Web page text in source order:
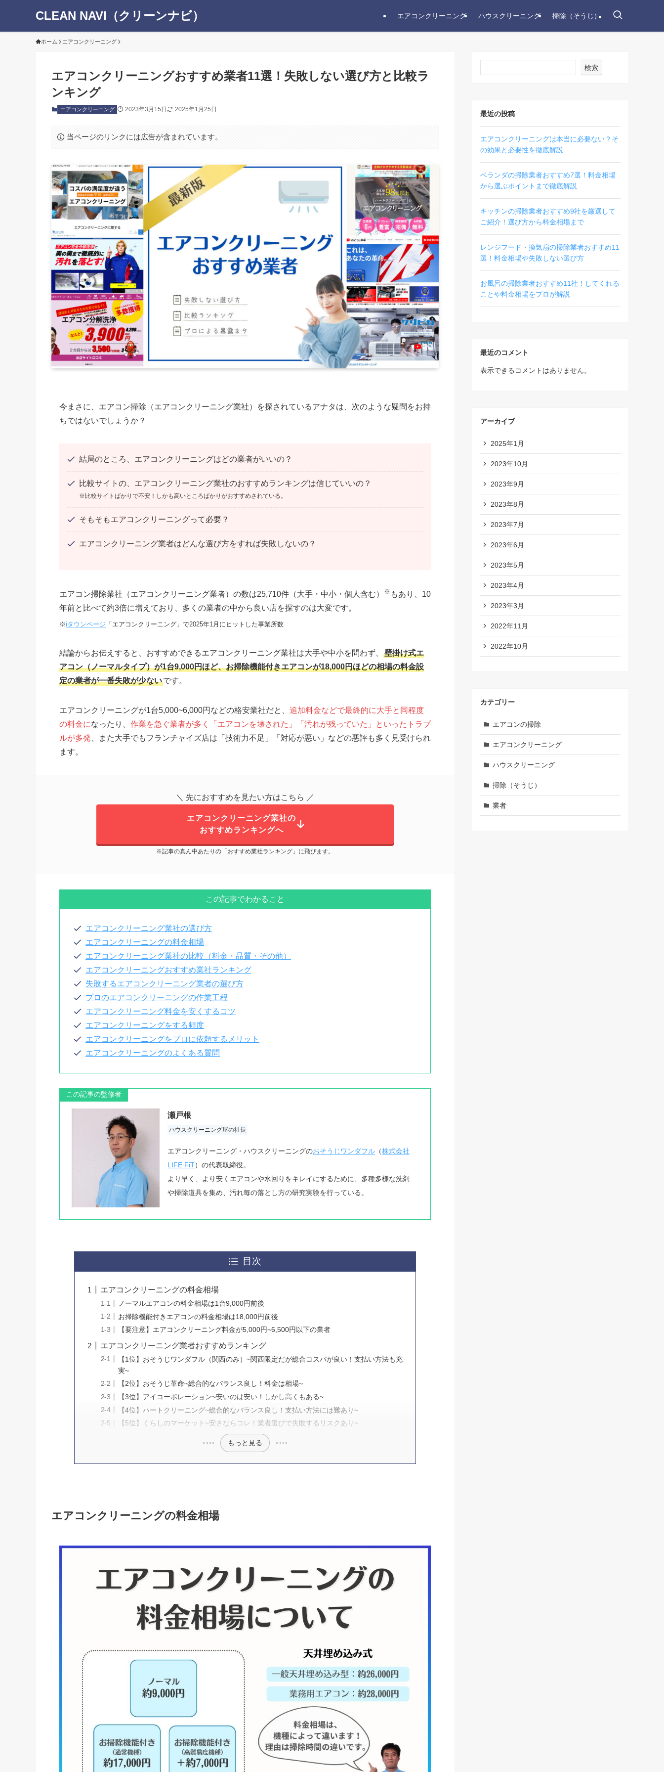
CLEAN NAVI（クリーンナビ） エアコンクリーニング ハウスクリーニング 掃除（そうじ）
ホーム エアコンクリーニング
エアコンクリーニングおすすめ業者11選！失敗しない選び方と比較ラ
ンキング
エアコンクリーニング 2023年3月15日 2025年1月25日
当ページのリンクには広告が含まれています。
今まさに、エアコン掃除（エアコンクリーニング業社）を探されているアナタは、次のような疑問をお持
ちではないでしょうか？
結局のところ、エアコンクリーニングはどの業者がいいの？
比較サイトの、エアコンクリーニング業社のおすすめランキングは信じていいの？
※比較サイトばかりで不安！しかも高いところばかりがおすすめされている。
そもそもエアコンクリーニングって必要？
エアコンクリーニング業者はどんな選び方をすれば失敗しないの？
エアコン掃除業社（エアコンクリーニング業者）の数は25,710件（大手・中小・個人含む） ※ もあり、10
年前と比べて約3倍に増えており、多くの業者の中から良い店を探すのは大変です。
※iタウンページ 「エアコンクリーニング」で2025年1月にヒットした事業所数
結論からお伝えすると、おすすめできるエアコンクリーニング業社は大手や中小を問わず、
壁掛け式エ
アコン（ノーマルタイプ）が1台9,000円ほど、お掃除機能付きエアコンが18,000円ほどの相場の料金設
定の業者が一番失敗が少ないです。
エアコンクリーニングが1台5,000~6,000円などの格安業社だと、 追加料金などで最終的に大手と同程度
の料金になったり、 作業を急ぐ業者が多く「エアコンを壊された」「汚れが残っていた」といったトラブ
ルが多発 、また大手でもフランチャイズ店は「技術力不足」「対応が悪い」などの悪評も多く見受けられ
ます。
＼ 先におすすめを見たい方はこちら ／
エアコンクリーニング業社の
おすすめランキングへ
※記事の真ん中あたりの「おすすめ業社ランキング」に飛びます。
この記事でわかること
エアコンクリーニング業社の選び方
エアコンクリーニングの料金相場
エアコンクリーニング業社の比較（料金・品質・その他）
エアコンクリーニングおすすめ業社ランキング
失敗するエアコンクリーニング業者の選び方
プロのエアコンクリーニングの作業工程
エアコンクリーニング料金を安くするコツ
エアコンクリーニングをする頻度
エアコンクリーニングをプロに依頼するメリット
エアコンクリーニングのよくある質問
この記事の監修者
瀬戸根
ハウスクリーニング屋の社長
エアコンクリーニング・ハウスクリーニングのおそうじワンダフル（株式会社
LIFE FiT）の代表取締役。
より早く、より安くエアコンや水回りをキレイにするために、多種多様な洗剤
や掃除道具を集め、汚れ毎の落とし方の研究実験を行っている。
目次
エアコンクリーニングの料金相場
ノーマルエアコンの料金相場は1台9,000円前後
お掃除機能付きエアコンの料金相場は18,000円前後
【要注意】エアコンクリーニング料金が5,000円~6,500円以下の業者
エアコンクリーニング業者おすすめランキング
【1位】おそうじワンダフル（関西のみ）~関西限定だが総合コスパが良い！支払い方法も充
実~
【2位】おそうじ革命~総合的なバランス良し！料金は相場~
【3位】アイコーポレーション~安いのは安い！しかし高くもある~
【4位】ハートクリーニング~総合的なバランス良し！支払い方法には難あり~
【5位】くらしのマーケット~安さならコレ！業者選びで失敗するリスクあり~
もっと見る
エアコンクリーニングの料金相場
検索
最近の投稿
エアコンクリーニングは本当に必要ない？そ
の効果と必要性を徹底解説
ベランダの掃除業者おすすめ7選！料金相場
から選ぶポイントまで徹底解説
キッチンの掃除業者おすすめ9社を厳選して
ご紹介！選び方から料金相場まで
レンジフード・換気扇の掃除業者おすすめ11
選！料金相場や失敗しない選び方
お風呂の掃除業者おすすめ11社！してくれる
ことや料金相場をプロが解説
最近のコメント
表示できるコメントはありません。
アーカイブ
2025年1月
2023年10月
2023年9月
2023年8月
2023年7月
2023年6月
2023年5月
2023年4月
2023年3月
2022年11月
2022年10月
カテゴリー
エアコンの掃除
エアコンクリーニング
ハウスクリーニング
掃除（そうじ）
業者